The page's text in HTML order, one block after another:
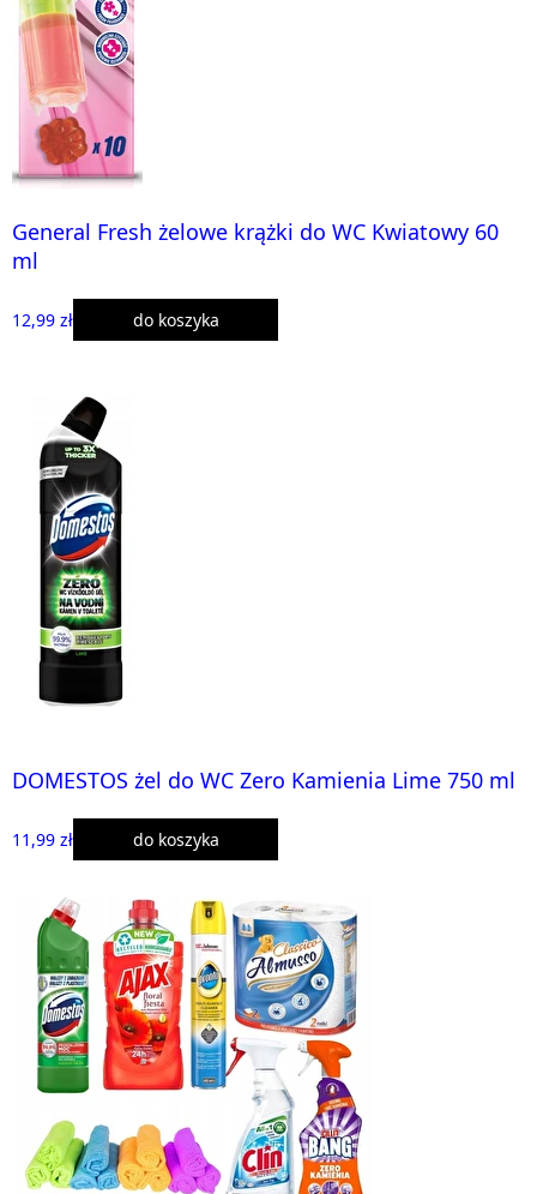
General Fresh żelowe krążki do WC Kwiatowy 60
ml
12,99 zł do koszyka
DOMESTOS żel do WC Zero Kamienia Lime 750 ml
11,99 zł do koszyka